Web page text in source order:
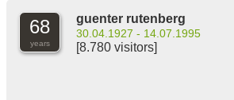
68
years
guenter rutenberg
30.04.1927 - 14.07.1995
[8.780 visitors]